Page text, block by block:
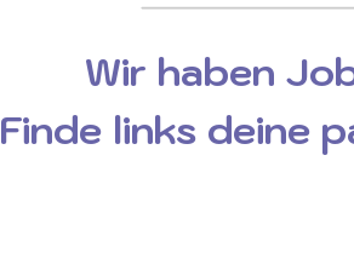
Wir haben
Finde links deine